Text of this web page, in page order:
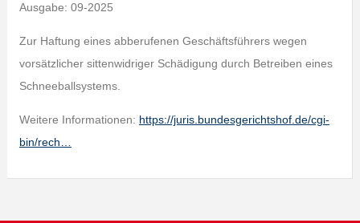
Ausgabe: 09-2025
Zur Haftung eines abberufenen Geschäftsführers wegen
vorsätzlicher sittenwidriger Schädigung durch Betreiben eines
Schneeballsystems.
Weitere Informationen: https://juris.bundesgerichtshof.de/cgi-
bin/rech…